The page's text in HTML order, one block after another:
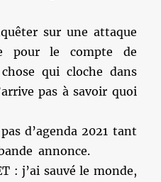
sur une attaque
pour le compte de
qui cloche dans
pas à savoir quoi
d’agenda 2021 tant
annonce.
: j’ai sauvé le monde,